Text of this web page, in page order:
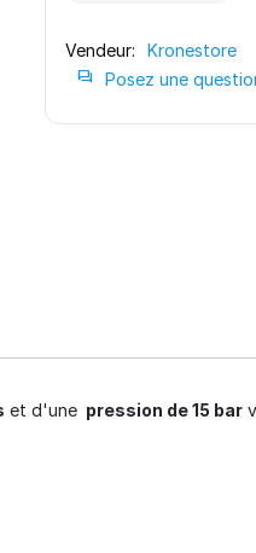
Vendeur:
Kronestore
Posez une
et d'une pression de 15 bar